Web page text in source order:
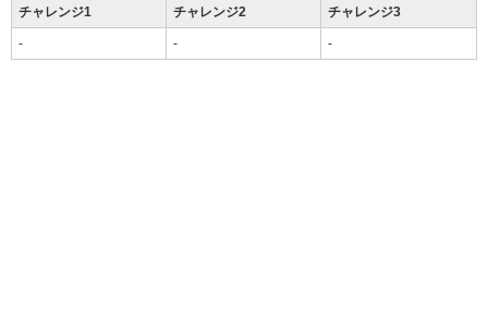
チャレンジ1 チャレンジ2 チャレンジ3
- - -